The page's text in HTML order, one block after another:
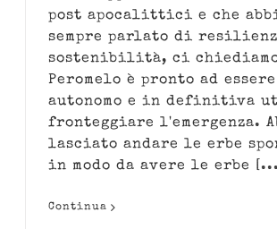
post apocalittici e che
sempre parlato di
sostenibilità, ci
Peromelo è pronto ad essere
autonomo e in definitiva
fronteggiare l'emergenza.
lasciato andare le erbe
in modo da avere le erbe
Continua